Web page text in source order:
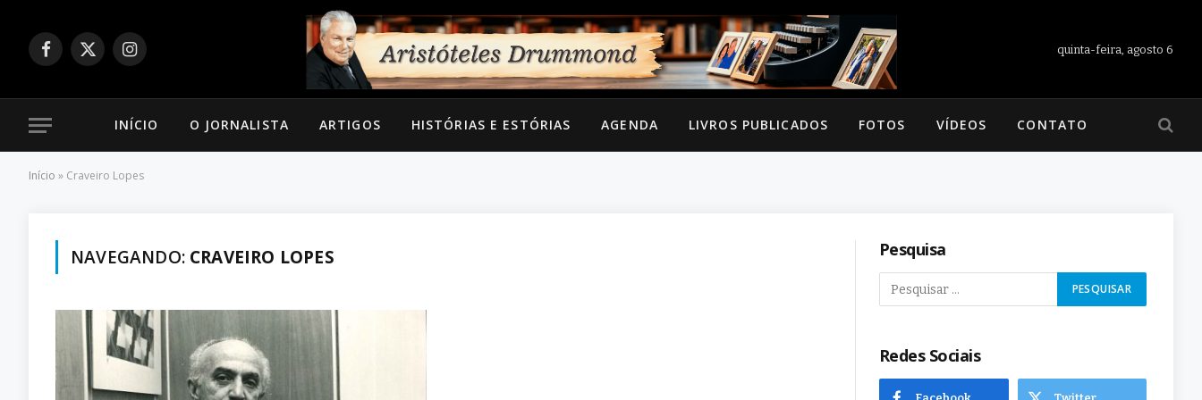
Facebook
X
Instagram
quinta-feira, agosto 6
INÍCIO O JORNALISTA ARTIGOS HISTÓRIAS E ESTÓRIAS AGENDA LIVROS PUBLICADOS FOTOS VÍDEOS CONTATO
Início » Craveiro Lopes
NAVEGANDO: CRAVEIRO LOPES Pesquisa
Redes Sociais